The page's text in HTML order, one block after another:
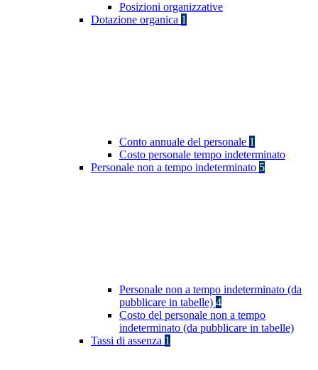
Posizioni organizzative
Dotazione organica 1
Conto annuale del personale 1
Costo personale tempo indeterminato
Personale non a tempo indeterminato 5
Personale non a tempo indeterminato (da
pubblicare in tabelle) 4
Costo del personale non a tempo
indeterminato (da pubblicare in tabelle)
Tassi di assenza 1